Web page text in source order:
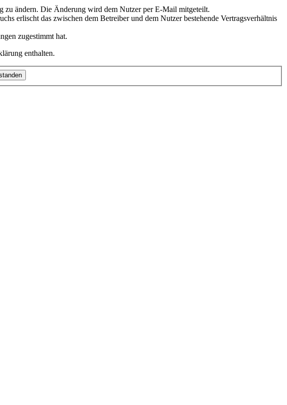
zu ändern. Die Änderung wird dem Nutzer per E-Mail mitgeteilt.
erlischt das zwischen dem Betreiber und dem Nutzer bestehende Vertragsverhältnis
zugestimmt hat.
enthalten.